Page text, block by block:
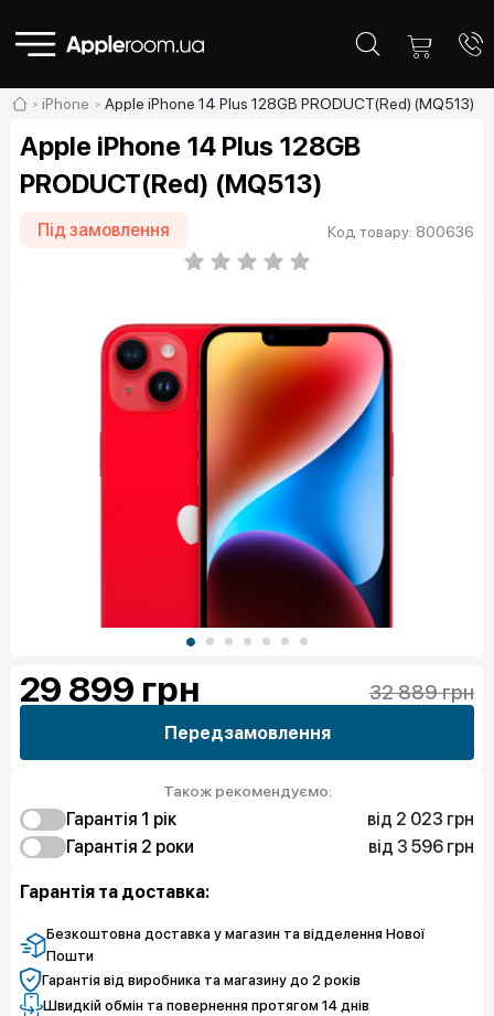
iPhone Apple iPhone 14 Plus 128GB PRODUCT(Red) (MQ513)
Apple iPhone 14 Plus 128GB
PRODUCT(Red) (MQ513)
Під замовлення Код товару: 800636
29 899 грн 32 889 грн
Передзамовлення
Також рекомендуємо:
Гарантія 1 рiк
від 2 023 грн
Захист від браку
2 023 грн
Чистий спокій
Гарантія 2 роки
від 3 596 грн
Захист екрану
Чистий спокій
6 967 грн
Гарантія та доставка:
Безкоштовна доставка у магазин та відделення Нової
Пошти
Гарантія від виробника та магазину до 2 років
Швидкій обмін та повернення протягом 14 днів